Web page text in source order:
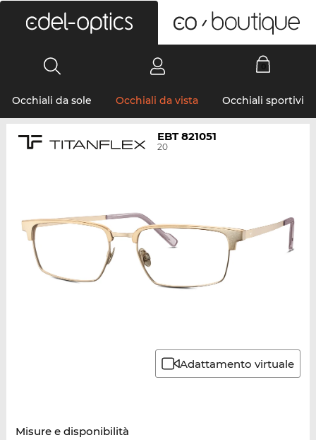
Occhiali da sole Occhiali da vista Occhiali sportivi
EBT 821051
20
Adattamento virtuale
Misure e disponibilità